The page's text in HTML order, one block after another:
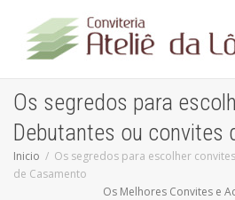
Os segredos para
Debutantes ou convites
Inicio
Os segredos para escolher
de Casamento
Os Melhores Convites e